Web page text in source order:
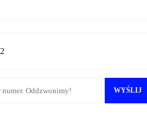
WYŚLIJ